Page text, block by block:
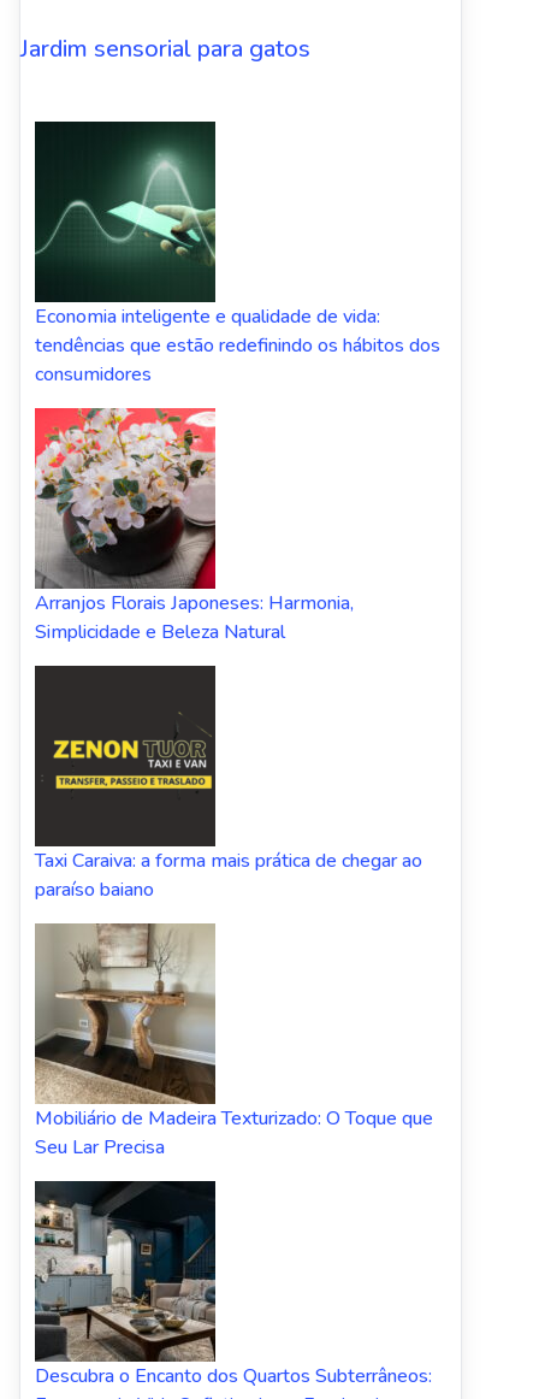
Jardim sensorial para gatos
Economia inteligente e qualidade de vida:
tendências que estão redefinindo os hábitos dos
consumidores
Arranjos Florais Japoneses: Harmonia,
Simplicidade e Beleza Natural
Taxi Caraiva: a forma mais prática de chegar ao
paraíso baiano
Mobiliário de Madeira Texturizado: O Toque que
Seu Lar Precisa
Descubra o Encanto dos Quartos Subterrâneos: